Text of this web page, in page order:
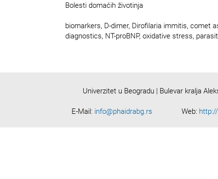
Bolesti domaćih životinja
biomarkers, D-dimer, Dirofilaria immitis, comet
diagnostics, NT-proBNP, oxidative stress,
Univerzitet u Beogradu | Bulevar kralja
E-Mail: info@phaidrabg.rs Web: